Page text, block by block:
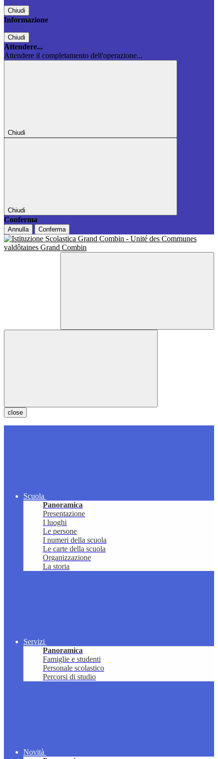
Chiudi
Informazione
Chiudi
Attendere...
Attendere il completamento dell'operazione...
Chiudi
Chiudi
Conferma
Annulla Conferma
close
Scuola
Panoramica
Presentazione
I luoghi
Le persone
I numeri della scuola
Le carte della scuola
Organizzazione
La storia
Servizi
Panoramica
Famiglie e studenti
Personale scolastico
Percorsi di studio
Novità